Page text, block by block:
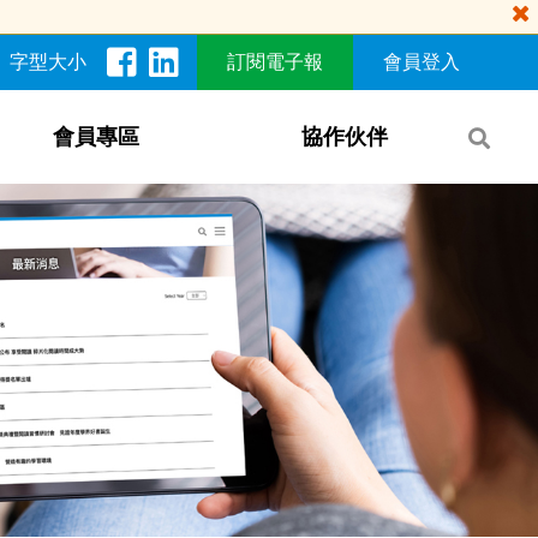
字型大小 訂閱電子報 會員登入
會員專區 協作伙伴